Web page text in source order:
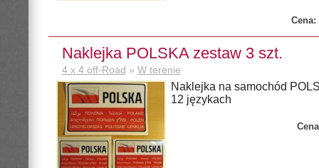
Cena:
Naklejka POLSKA zestaw 3 szt.
4 x 4 off-Road » W terenie
Naklejka na samochód
12 językach